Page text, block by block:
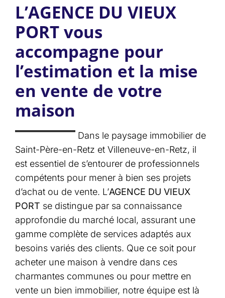
L’AGENCE DU VIEUX
PORT vous
accompagne pour
l’estimation et la mise
en vente de votre
maison
Dans le paysage immobilier de
Saint-Père-en-Retz et Villeneuve-en-Retz, il
est essentiel de s’entourer de professionnels
compétents pour mener à bien ses projets
d’achat ou de vente. L’AGENCE DU VIEUX
PORT se distingue par sa connaissance
approfondie du marché local, assurant une
gamme complète de services adaptés aux
besoins variés des clients. Que ce soit pour
acheter une maison à vendre dans ces
charmantes communes ou pour mettre en
vente un bien immobilier, notre équipe est là